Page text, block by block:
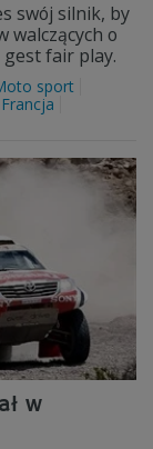
swój silnik, by
walczących o
gest fair play.
sport
Francja
w